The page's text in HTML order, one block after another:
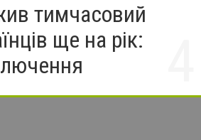
тимчасовий
ще на рік: